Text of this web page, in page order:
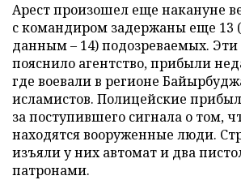
Арест произошел еще накануне
с командиром задержаны еще 13
данным – 14) подозреваемых.
пояснило агентство, прибыли
где воевали в регионе
исламистов. Полицейские
за поступившего сигнала о том,
находятся вооруженные люди.
изъяли у них автомат и два
патронами.